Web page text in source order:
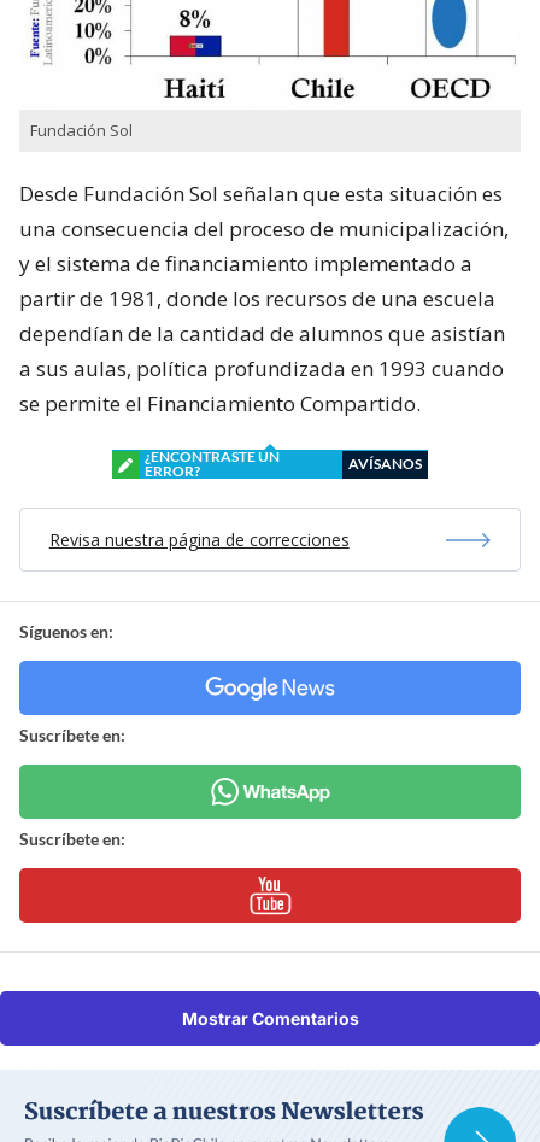
Fundación Sol
Desde Fundación Sol señalan que esta situación es
una consecuencia del proceso de municipalización,
y el sistema de financiamiento implementado a
partir de 1981, donde los recursos de una escuela
dependían de la cantidad de alumnos que asistían
a sus aulas, política profundizada en 1993 cuando
se permite el Financiamiento Compartido.
¿ENCONTRASTE UN
ERROR?
AVÍSANOS
Revisa nuestra página de correcciones
Síguenos en:
Suscríbete en:
Suscríbete en:
Mostrar Comentarios